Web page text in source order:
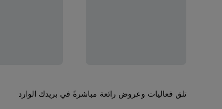
تلق فعاليات وعروض رائعة مباشرةً في بريدك الوارد